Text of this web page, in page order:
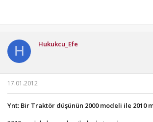
H Hukukcu_Efe
17.01.2012
Ynt: Bir Traktör düşünün 2000 modeli ile 2010